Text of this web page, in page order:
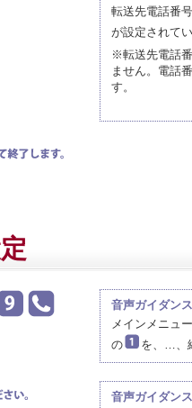
転送先電話番
が設定されて
※転送先電話
ません。電話
す。
音声ガイダンス
メインメニュ
の
を、…、
音声ガイダンス